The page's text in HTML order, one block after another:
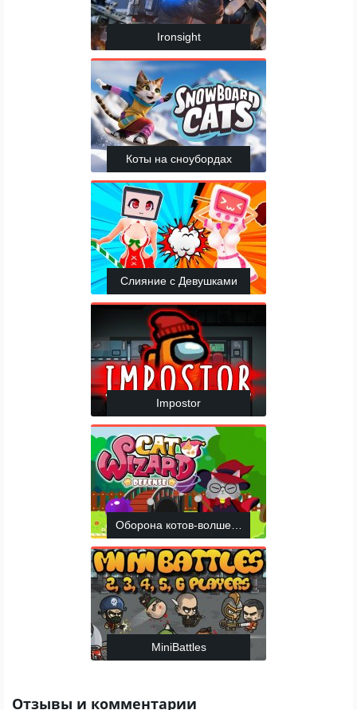
Ironsight
Коты на сноубордах
Слияние с Девушками
Impostor
Оборона котов-волшебников
MiniBattles
Отзывы и комментарии